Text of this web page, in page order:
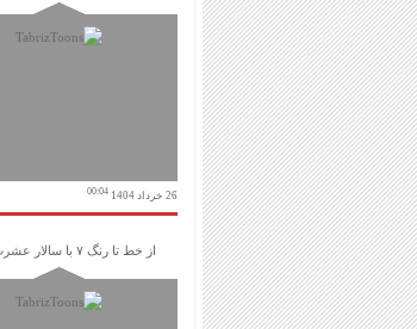
26 خرداد 1404 00:04
از خط تا رنگ ۷ با سالار عشرت خواه